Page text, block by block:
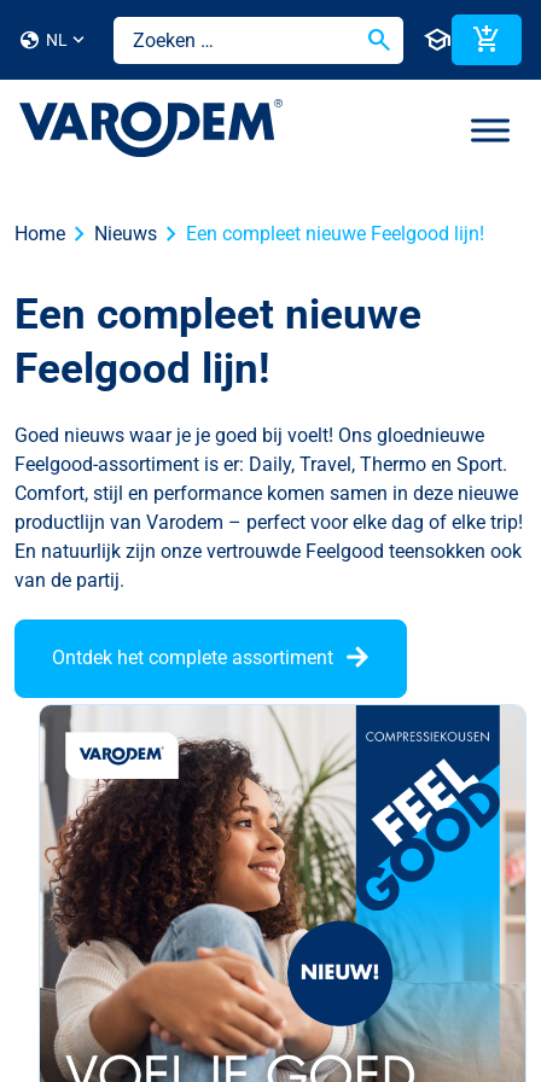
globe NL search school add_shopping_cart
Home chevron_right Nieuws chevron_right Een compleet nieuwe Feelgood lijn!
Een compleet nieuwe
Feelgood lijn!
Goed nieuws waar je je goed bij voelt! Ons gloednieuwe
Feelgood-assortiment is er: Daily, Travel, Thermo en Sport.
Comfort, stijl en performance komen samen in deze nieuwe
productlijn van Varodem – perfect voor elke dag of elke trip!
En natuurlijk zijn onze vertrouwde Feelgood teensokken ook
van de partij.
Ontdek het complete assortiment